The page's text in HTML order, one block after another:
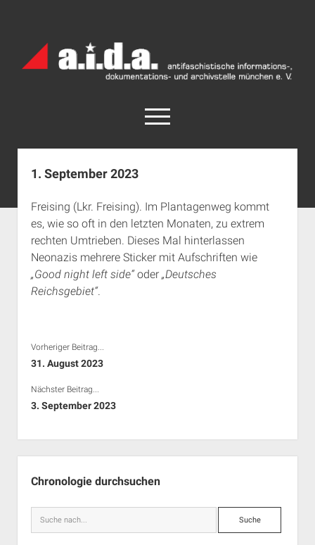
Archiv
München
open
menu
facebook
rss info@aida-archiv.de
Aktuelles
Termine
open
dropdown
menu
Antifaschistische Termine im Süden
Antifaschistische Termine in München
Chronologie
Das Archiv
open
RSS-Feeds, Twitter & Facebook
1. September 2023
Freising (Lkr. Freising). Im Plantagenweg kommt
es, wie so oft in den letzten Monaten, zu extrem
rechten Umtrieben. Dieses Mal hinterlassen
Neonazis mehrere Sticker mit Aufschriften wie
„Good night left side“oder „Deutsches
Reichsgebiet“.
Vorheriger Beitrag...
31. August 2023
Nächster Beitrag...
3. September 2023
Chronologie durchsuchen
Suche